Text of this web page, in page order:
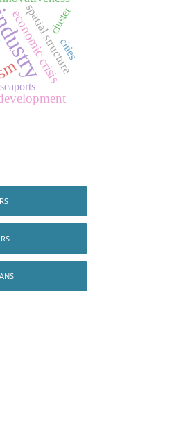
economic crisis
spatial structure
cluster
seaports
cities